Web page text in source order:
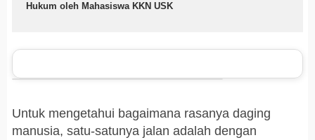
Hukum oleh Mahasiswa KKN USK
Untuk mengetahui bagaimana rasanya daging
manusia, satu-satunya jalan adalah dengan